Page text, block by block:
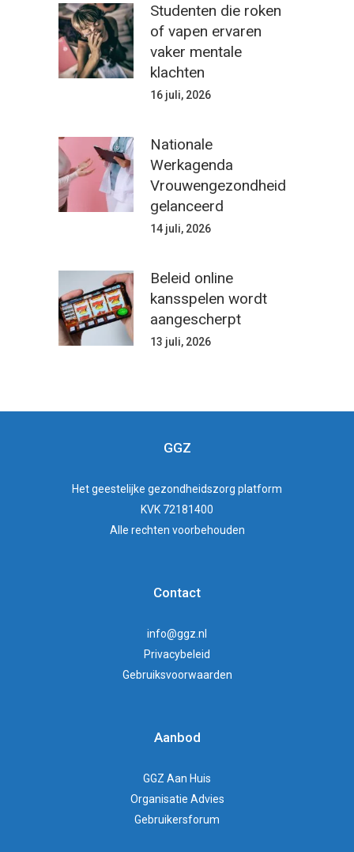
Studenten die roken
of vapen ervaren
vaker mentale
klachten
16 juli, 2026
Nationale
Werkagenda
Vrouwengezondheid
gelanceerd
14 juli, 2026
Beleid online
kansspelen wordt
aangescherpt
13 juli, 2026
GGZ
Hetgeestelijke gezondheidszorg platform
KVK 72181400
Alle rechten voorbehouden
Contact
info@ggz.nl
Privacybeleid
Gebruiksvoorwaarden
Aanbod
GGZ Aan Huis
Organisatie Advies
Gebruikersforum